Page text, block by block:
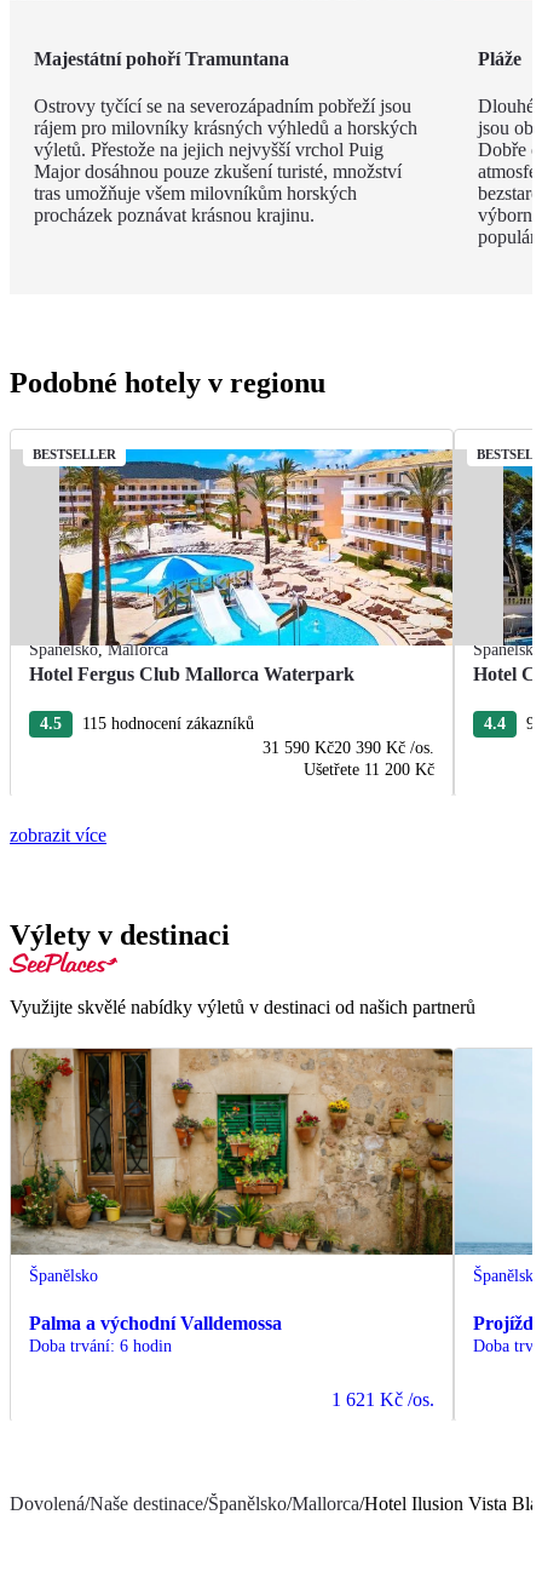
Majestátní pohoří Tramuntana
Ostrovy tyčící se na severozápadním pobřeží jsou
rájem pro milovníky krásných výhledů a horských
výletů. Přestože na jejich nejvyšší vrchol Puig
Major dosáhnou pouze zkušení turisté, množství
tras umožňuje všem milovníkům horských
procházek poznávat krásnou krajinu.
Pláže
Dlouhé
jsou
Dobře
Podobné hotely v regionu
BESTSELLER
Španělsko,Mallorca
Hotel Fergus Club Mallorca Waterpark
4.5
115 hodnocení zákazníků
31 590 Kč20 390 Kč /os.
Ušetřete 11 200 Kč
Španělsko
Hotel
4.4
zobrazit více
Výlety v destinaci
Využijte skvělé nabídky výletů v destinaci od našich partnerů
Španělsko
Palma a východní Valldemossa
Doba trvání: 6 hodin
1 621 Kč /os.
Španělsko
Doba
Dovolená/Naše destinace/Španělsko/Mallorca/Hotel Ilusion Vista